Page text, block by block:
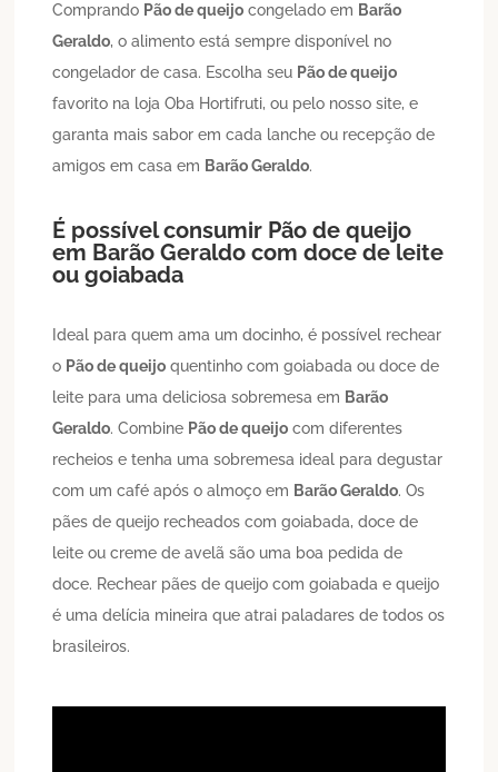
Comprando Pão de queijo congelado em Barão
Geraldo, o alimento está sempre disponível no
congelador de casa. Escolha seu Pão de queijo
favorito na loja Oba Hortifruti, ou pelo nosso site, e
garanta mais sabor em cada lanche ou recepção de
amigos em casa em Barão Geraldo.
É possível consumir Pão de queijo
em Barão Geraldo com doce de leite
ou goiabada
Ideal para quem ama um docinho, é possível rechear
o Pão de queijo quentinho com goiabada ou doce de
leite para uma deliciosa sobremesa em Barão
Geraldo. Combine Pão de queijo com diferentes
recheios e tenha uma sobremesa ideal para degustar
com um café após o almoço em Barão Geraldo. Os
pães de queijo recheados com goiabada, doce de
leite ou creme de avelã são uma boa pedida de
doce. Rechear pães de queijo com goiabada e queijo
é uma delícia mineira que atrai paladares de todos os
brasileiros.